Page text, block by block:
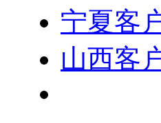
宁夏客
山西客